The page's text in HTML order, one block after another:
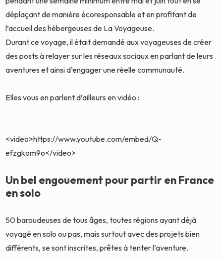
déplaçant de manière écoresponsable et en profitant de
l’accueil des hébergeuses de La Voyageuse.
Durant ce voyage, il était demandé aux voyageuses de créer
des posts à relayer sur les réseaux sociaux en parlant de leurs
aventures et ainsi d’engager une réelle communauté.
Elles vous en parlent d’ailleurs en vidéo :
<video>https://www.youtube.com/embed/Q-
efzgkom9o</video>
Un bel engouement pour partir en France
en solo
50 baroudeuses de tous âges, toutes régions ayant déjà
voyagé en solo ou pas, mais surtout avec des projets bien
différents, se sont inscrites, prêtes à tenter l’aventure.